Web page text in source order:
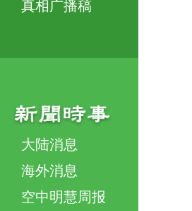
真相广播稿
大陆消息
海外消息
空中明慧周报